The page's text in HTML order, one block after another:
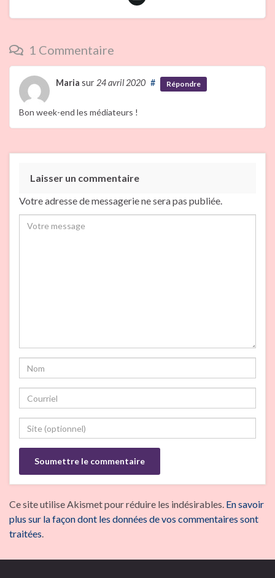
1 Commentaire
Maria sur 24 avril 2020 # Répondre
Bon week-end les médiateurs !
Laisser un commentaire
Votre adresse de messagerie ne sera pas publiée.
Ce site utilise Akismet pour réduire les indésirables. En savoir
plus sur la façon dont les données de vos commentaires sont
traitées.